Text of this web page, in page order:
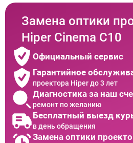
Замена оптики
Hiper Cinema C10
Официальный сервис
Гарантийное
проектора Hiper до 3 лет
Диагностика за наш
ремонт по желанию
Бесплатный выезд
в день обращения
Замена оптики